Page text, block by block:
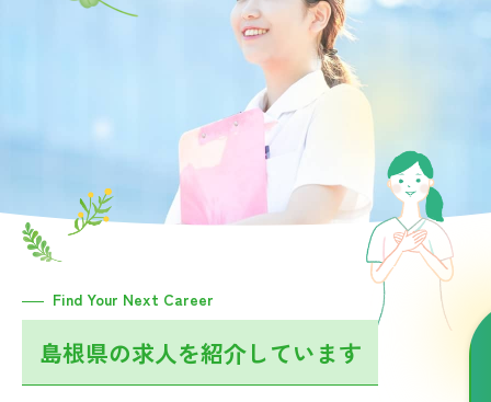
Find Your Next Career
島根県の求人を紹介しています